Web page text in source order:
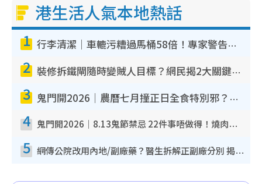
港生活人氣本地熱話
1 行李清潔｜車轆污糟過馬桶58倍！專家警告忌用酒精抹 教1招免污手除菌
2 裝修拆鐵閘隨時變賊人目標？網民揭2大關鍵用途：裝新式等於白裝？附新舊鐵閘分別
3 鬼門開2026｜農曆七月撞正日全食特別邪？專家警告切忌做一事！揭4大禁忌+2招保平安
4 鬼門開2026｜8.13鬼節禁忌 22件事唔做得！燒肉、刺身要少食？半夜勿吹口哨/打呢個電話
5 網傳公院改用內地/副廠藥？醫生拆解正副廠分別 揭4類人換藥隨時出事